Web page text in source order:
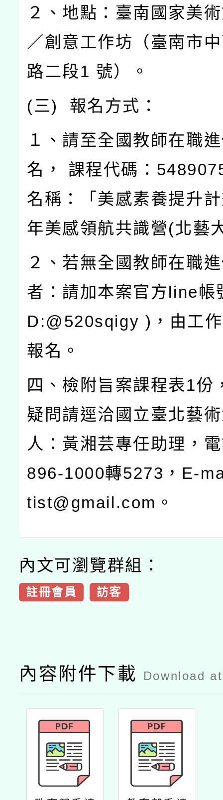
２、地點：臺南國家美
／創意工作坊（臺南市
路二段1 號）。
(三) 報名方式：
１、請至全國教師在職
名，
課程代碼：
名稱：「美感素養提升
年美感領航共識營(北藝
２、若無全國教師在職
者：請加本案官方line帳
D:@520sqigy ) ，由工
報名。
四、檢附旨案課程表1份
疑問請逕洽國立臺北藝
人：黃湘芸專任助理，
896-1000轉5273 ， E-
tist@gmail.com 。
內文可瀏覽群組：
註冊會員 訪客
內容附件下載 Download